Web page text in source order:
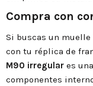
Compra con
Si buscas un
con tu réplica de
M90 irregular es
componentes